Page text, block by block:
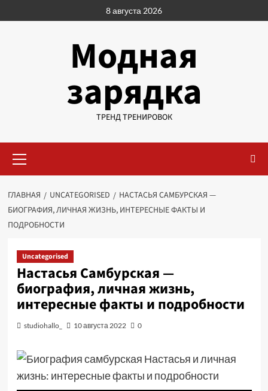
к
8 августа 2026
Модная
зарядка
ТРЕНД ТРЕНИРОВОК
меню
ГЛАВНАЯ UNCATEGORISED
НАСТАСЬЯ САМБУРСКАЯ —
БИОГРАФИЯ, ЛИЧНАЯ ЖИЗНЬ, ИНТЕРЕСНЫЕ ФАКТЫ И
ПОДРОБНОСТИ
Uncategorised
Настасья Самбурская —
биография, личная жизнь,
интересные факты и подробности
studiohallo_ 10 августа 2022 0